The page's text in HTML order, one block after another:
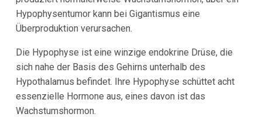
Hypophysentumor kann bei Gigantismus eine
Überproduktion verursachen.
Die Hypophyse ist eine winzige endokrine Drüse, die
sich nahe der Basis des Gehirns unterhalb des
Hypothalamus befindet. Ihre Hypophyse schüttet acht
essenzielle Hormone aus, eines davon ist das
Wachstumshormon.